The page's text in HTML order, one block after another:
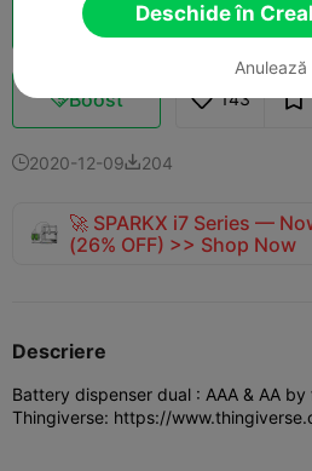
Secționare Cloud
Boost 143
2020-12-09204
🚀 SPARKX i7 Series —
(26% OFF) >> Shop Now
Descriere
Battery dispenser dual : AAA & AA
Thingiverse: https://
Deschide în
Anulează